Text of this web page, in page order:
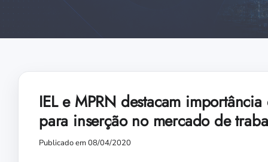
IEL e MPRN destacam
para inserção no mercado de
Publicado em 08/04/2020